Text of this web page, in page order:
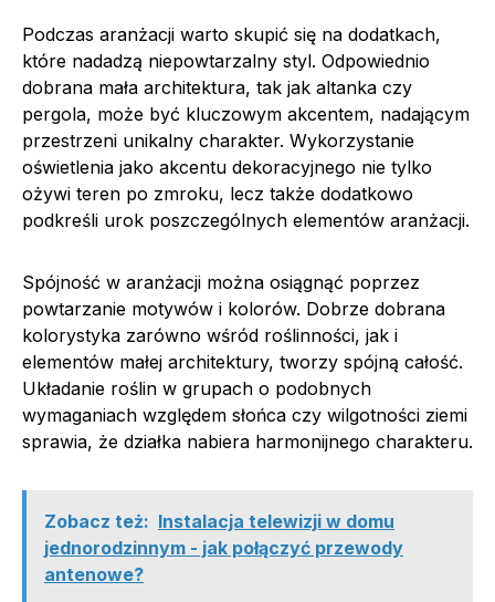
Podczas aranżacji warto skupić się na dodatkach,
które nadadzą niepowtarzalny styl. Odpowiednio
dobrana mała architektura, tak jak altanka czy
pergola, może być kluczowym akcentem, nadającym
przestrzeni unikalny charakter. Wykorzystanie
oświetlenia jako akcentu dekoracyjnego nie tylko
ożywi teren po zmroku, lecz także dodatkowo
podkreśli urok poszczególnych elementów aranżacji.
Spójność w aranżacji można osiągnąć poprzez
powtarzanie motywów i kolorów. Dobrze dobrana
kolorystyka zarówno wśród roślinności, jak i
elementów małej architektury, tworzy spójną całość.
Układanie roślin w grupach o podobnych
wymaganiach względem słońca czy wilgotności ziemi
sprawia, że działka nabiera harmonijnego charakteru.
Zobacz też: Instalacja telewizji w domu
jednorodzinnym - jak połączyć przewody
antenowe?